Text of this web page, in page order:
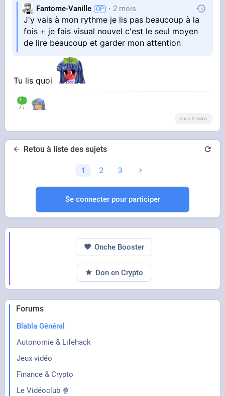
Fantome-Vanille 2 mois
J'y vais à mon rythme je lis pas beaucoup à la
fois + je fais visual nouvel c'est le seul moyen
de lire beaucoup et garder mon attention
Tu lis quoi
il y a 2 mois
Retou à liste des sujets
1 2 3
Se connecter pour participer
Forums
Blabla Général
Autonomie & Lifehack
Jeux vidéo
Finance & Crypto
Le Vidéoclub 🍿
Onche Booster
Don en Crypto